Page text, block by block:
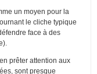
un moyen pour la
le cliche typique
face à des
prêter attention aux
sont presque